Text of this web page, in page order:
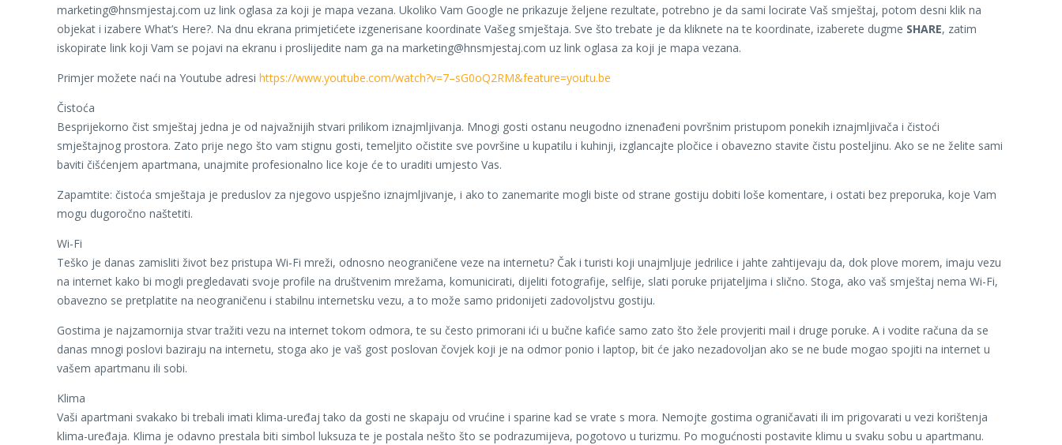
marketing@hnsmjestaj.com uz link oglasa za koji je mapa vezana. Ukoliko Vam Google ne prikazuje željene rezultate, potrebno je da sami locirate Vaš smještaj, potom desni klik na
objekat i izabere What’s Here?. Na dnu ekrana primjetićete izgenerisane koordinate Vašeg smještaja. Sve što trebate je da kliknete na te koordinate, izaberete dugme SHARE, zatim
iskopirate link koji Vam se pojavi na ekranu i proslijedite nam ga na marketing@hnsmjestaj.com uz link oglasa za koji je mapa vezana.
Primjer možete naći na Youtube adresi https://www.youtube.com/watch?v=7–sG0oQ2RM&feature=youtu.be
Čistoća
Besprijekorno čist smještaj jedna je od najvažnijih stvari prilikom iznajmljivanja. Mnogi gosti ostanu neugodno iznenađeni površnim pristupom ponekih iznajmljivača i čistoći
smještajnog prostora. Zato prije nego što vam stignu gosti, temeljito očistite sve površine u kupatilu i kuhinji, izglancajte pločice i obavezno stavite čistu posteljinu. Ako se ne želite sami
baviti čišćenjem apartmana, unajmite profesionalno lice koje će to uraditi umjesto Vas.
Zapamtite: čistoća smještaja je preduslov za njegovo uspješno iznajmljivanje, i ako to zanemarite mogli biste od strane gostiju dobiti loše komentare, i ostati bez preporuka, koje Vam
mogu dugoročno naštetiti.
Wi-Fi
Teško je danas zamisliti život bez pristupa Wi-Fi mreži, odnosno neograničene veze na internetu? Čak i turisti koji unajmljuje jedrilice i jahte zahtijevaju da, dok plove morem, imaju vezu
na internet kako bi mogli pregledavati svoje profile na društvenim mrežama, komunicirati, dijeliti fotografije, selfije, slati poruke prijateljima i slično. Stoga, ako vaš smještaj nema Wi-Fi,
obavezno se pretplatite na neograničenu i stabilnu internetsku vezu, a to može samo pridonijeti zadovoljstvu gostiju.
Gostima je najzamornija stvar tražiti vezu na internet tokom odmora, te su često primorani ići u bučne kafiće samo zato što žele provjeriti mail i druge poruke. A i vodite računa da se
danas mnogi poslovi baziraju na internetu, stoga ako je vaš gost poslovan čovjek koji je na odmor ponio i laptop, bit će jako nezadovoljan ako se ne bude mogao spojiti na internet u
vašem apartmanu ili sobi.
Klima
Vaši apartmani svakako bi trebali imati klima-uređaj tako da gosti ne skapaju od vrućine i sparine kad se vrate s mora. Nemojte gostima ograničavati ili im prigovarati u vezi korištenja
klima-uređaja. Klima je odavno prestala biti simbol luksuza te je postala nešto što se podrazumijeva, pogotovo u turizmu. Po mogućnosti postavite klimu u svaku sobu u apartmanu.